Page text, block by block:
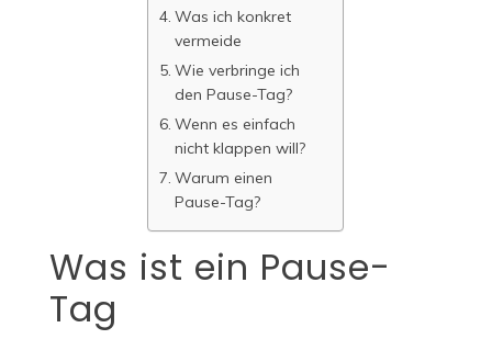
Was ich konkret
vermeide
Wie verbringe ich
den Pause-Tag?
Wenn es einfach
nicht klappen will?
Warum einen
Pause-Tag?
Was ist ein Pause-
Tag